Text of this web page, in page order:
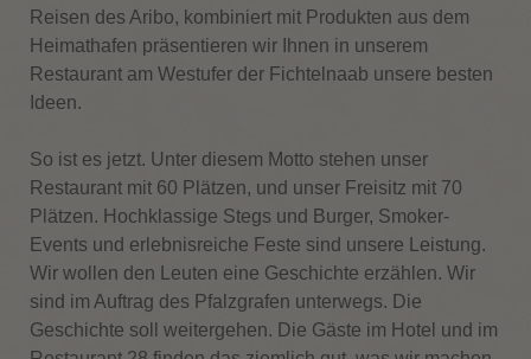
Reisen des Aribo, kombiniert mit Produkten aus dem
Heimathafen präsentieren wir Ihnen in unserem
Restaurant am Westufer der Fichtelnaab unsere besten
Ideen.
So ist es jetzt. Unter diesem Motto stehen unser
Restaurant mit 60 Plätzen, und unser Freisitz mit 70
Plätzen. Hochklassige Stegs und Burger, Smoker-
Events und erlebnisreiche Feste sind unsere Leistung.
Wir wollen den Leuten eine Geschichte erzählen. Wir
sind im Auftrag des Pfalzgrafen unterwegs. Die
Geschichte soll weitergehen. Die Gäste im Hotel und im